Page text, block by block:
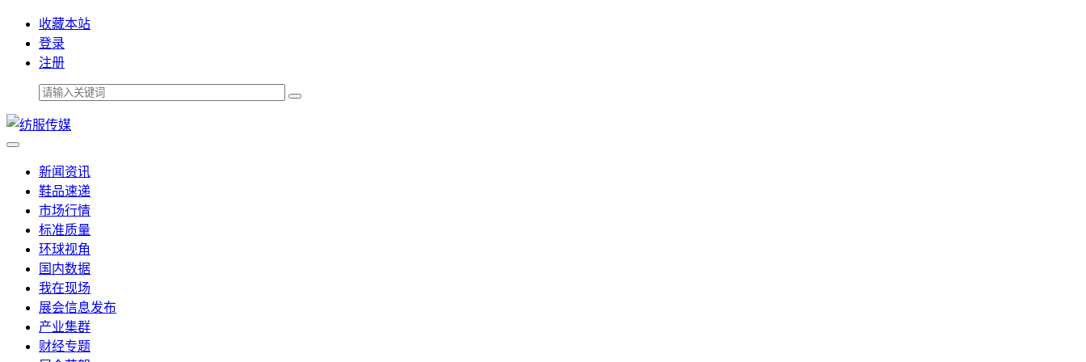
收藏本站
登录
注册
新闻资讯
鞋品速递
市场行情
标准质量
环球视角
国内数据
我在现场
展会信息发布
产业集群
财经专题